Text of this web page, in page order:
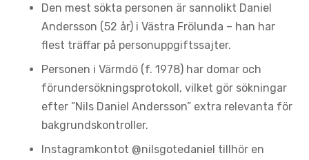
Den mest sökta personen är sannolikt Daniel
Andersson (52 år) i Västra Frölunda – han har
flest träffar på personuppgiftssajter.
Personen i Värmdö (f. 1978) har domar och
förundersökningsprotokoll, vilket gör sökningar
efter ”Nils Daniel Andersson” extra relevanta för
bakgrundskontroller.
Instagramkontot @nilsgotedaniel tillhör en